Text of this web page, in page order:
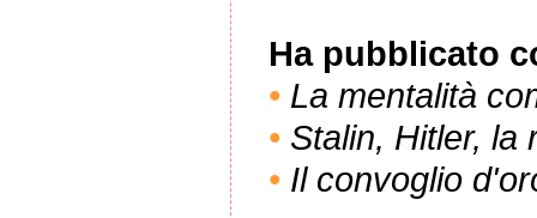
Ha pubblicato
• La mentalità
• Stalin, Hitler,
• Il convoglio